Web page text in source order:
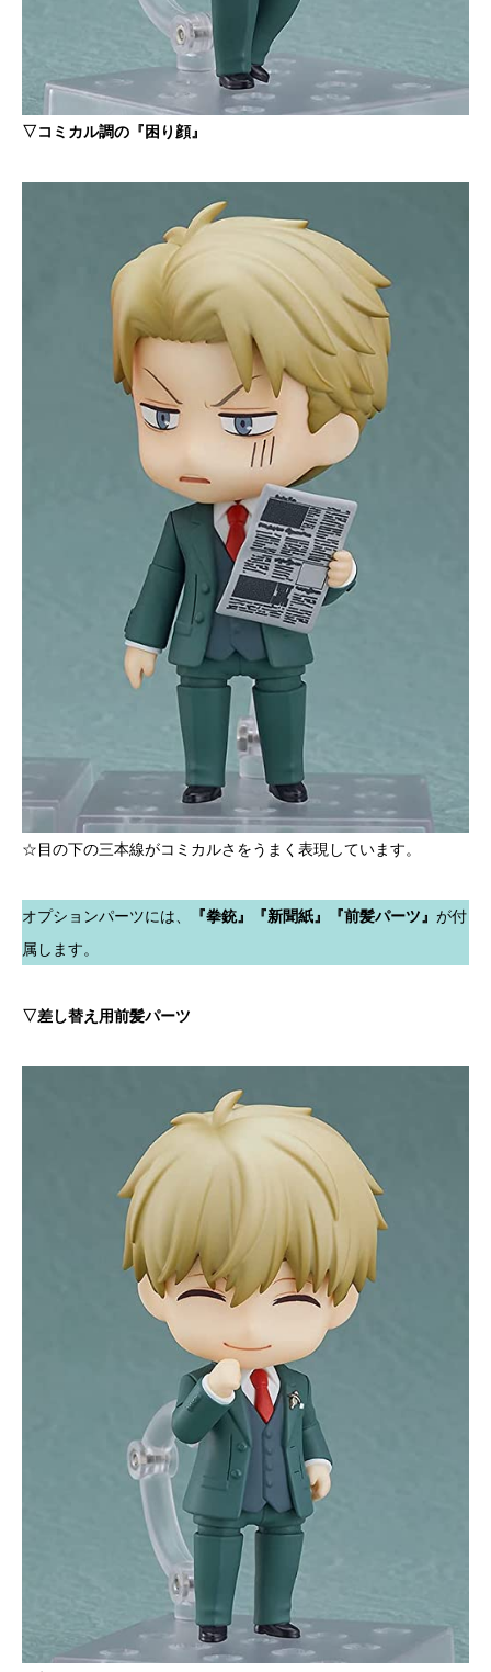
▽コミカル調の『困り顔』
☆目の下の三本線がコミカルさをうまく表現しています。
オプションパーツには、 『拳銃』『新聞紙』『前髪パーツ』 が付
属します。
▽差し替え用前髪パーツ